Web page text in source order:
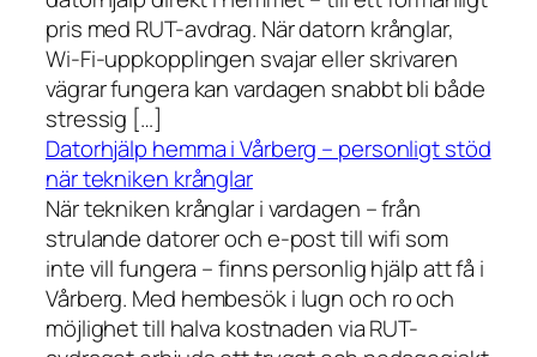
pris med RUT-avdrag. När datorn krånglar,
Wi-Fi-uppkopplingen svajar eller skrivaren
vägrar fungera kan vardagen snabbt bli både
stressig […]
Datorhjälp hemma i Vårberg – personligt stöd
när tekniken krånglar
När tekniken krånglar i vardagen – från
strulande datorer och e-post till wifi som
inte vill fungera – finns personlig hjälp att få i
Vårberg. Med hembesök i lugn och ro och
möjlighet till halva kostnaden via RUT-